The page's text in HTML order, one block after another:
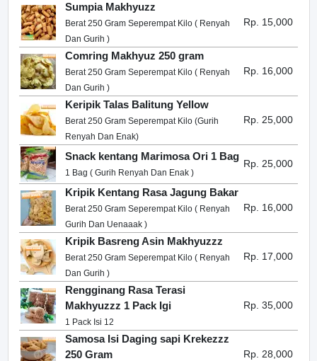
Sumpia Makhyuzz
Berat 250 Gram Seperempat Kilo ( Renyah
Dan Gurih )
Rp. 15,000
Comring Makhyuz 250 gram
Berat 250 Gram Seperempat Kilo ( Renyah
Dan Gurih )
Rp. 16,000
Keripik Talas Balitung Yellow
Berat 250 Gram Seperempat Kilo (Gurih
Renyah Dan Enak)
Rp. 25,000
Snack kentang Marimosa Ori 1 Bag
1 Bag ( Gurih Renyah Dan Enak )
Rp. 25,000
Kripik Kentang Rasa Jagung Bakar
Berat 250 Gram Seperempat Kilo ( Renyah
Gurih Dan Uenaaak )
Rp. 16,000
Kripik Basreng Asin Makhyuzzz
Berat 250 Gram Seperempat Kilo ( Renyah
Dan Gurih )
Rp. 17,000
Rengginang Rasa Terasi
Makhyuzzz 1 Pack Igi
1 Pack Isi 12
Rp. 35,000
Samosa Isi Daging sapi Krekezzz
250 Gram
Rp. 28,000